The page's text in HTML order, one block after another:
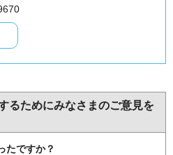
るためにみなさまのご意見を
たですか？